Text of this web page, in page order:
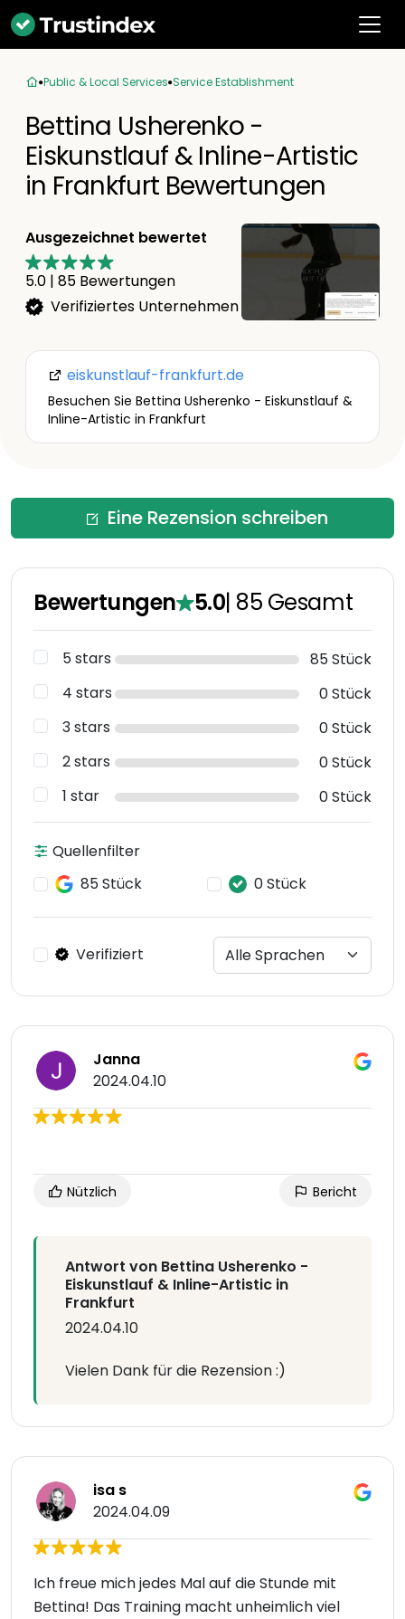
Public & Local Services Service Establishment
Bettina Usherenko -
Eiskunstlauf & Inline-Artistic
in Frankfurt Bewertungen
Ausgezeichnet bewertet
5.0 | 85 Bewertungen
Verifiziertes Unternehmen
eiskunstlauf-frankfurt.de
Besuchen Sie Bettina Usherenko - Eiskunstlauf &
Inline-Artistic in Frankfurt
Eine Rezension schreiben
Bewertungen 5.0| 85 Gesamt
5 stars
85 Stück
4 stars
0 Stück
3 stars
0 Stück
2 stars
0 Stück
1 star
0 Stück
Quellenfilter
85 Stück
0 Stück
Verifiziert
Janna
2024.04.10
Nützlich Bericht
Antwort von Bettina Usherenko -
Eiskunstlauf & Inline-Artistic in
Frankfurt
2024.04.10
Vielen Dank für die Rezension :)
isa s
2024.04.09
Ich freue mich jedes Mal auf die Stunde mit
Bettina! Das Training macht unheimlich viel